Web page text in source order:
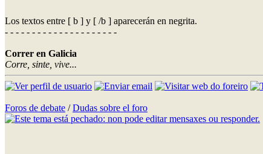
Los textos entre [ b ] y [ /b ] aparecerán en negrita.
- - - - - - - - - - - - - - - - - - - - -
Correr en Galicia
Corre, sinte, vive...
Foros de debate /Dudas sobre el foro